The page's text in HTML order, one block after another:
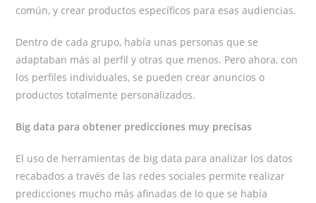
común, y crear productos específicos para esas audiencias.
Dentro de cada grupo, había unas personas que se
adaptaban más al perfil y otras que menos. Pero ahora, con
los perfiles individuales, se pueden crear anuncios o
productos totalmente personalizados.
Big data para obtener predicciones muy precisas
El uso de herramientas de big data para analizar los datos
recabados a través de las redes sociales permite realizar
predicciones mucho más afinadas de lo que se había